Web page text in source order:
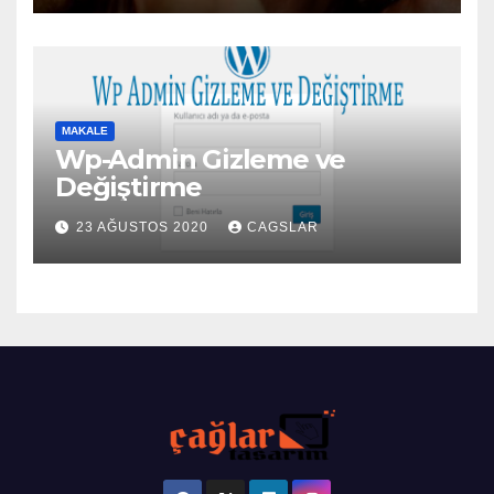
MAKALE
Wp-Admin Gizleme ve
Değiştirme
23 AĞUSTOS 2020 CAGSLAR